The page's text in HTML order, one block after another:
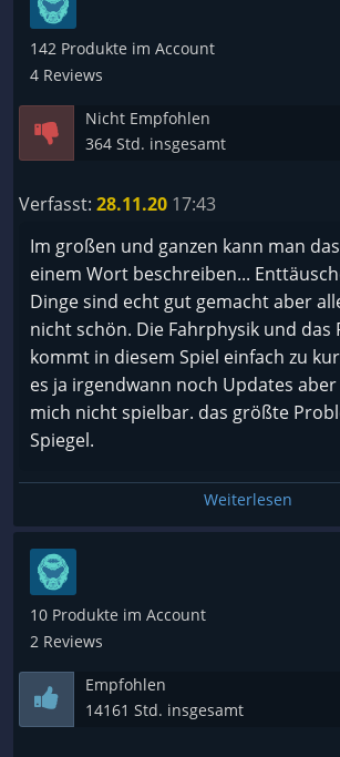
????Investier dein Leben
????Viel
????Normal
✅Etwas
????Existiert nicht
Spiel Zeit
✅Endlos
????Lang
????Kommt auf dich an
????Kurz
????Du bist in 2 Min fertig
Preis
????Preis lohnt sich
????Warte auf einen Rabatt
????Wenn du es unbedingt willst
✅Wirf dein Geld nicht aus dem
DLCs etc.
????EA
????Lohnen sich
????Musst du kaufen um
????Wenn du es unbedingt willst
✅Lohnt sich nicht
????Gibt es nicht
Hocker-große Würfel die in den Bus
Alles in allem hat es überhaupt keinen
Spiel überhaupt nochmal anzufassen.
stumpfes hin- und her gefahre in der
(Update siehe oben)
getraut es mir zu kaufen, aber das
Ganz ehrlich: Das ist unverschämt.
Geld zu verlangen, ohne groß
das Projekt zu stecken. Dann spielt
Truck Simulator oder sowas.
142 Produkte im Account
4 Reviews
Nicht Empfohlen
364 Std. insgesamt
Verfasst: 28.11.20 17:43
Im großen und ganzen kann man
einem Wort beschreiben...
Dinge sind echt gut gemacht aber
nicht schön. Die Fahrphysik und das
kommt in diesem Spiel einfach zu
es ja irgendwann noch Updates
mich nicht spielbar. das größte
Spiegel.
Weiterlesen
10 Produkte im Account
2 Reviews
Empfohlen
14161 Std. insgesamt